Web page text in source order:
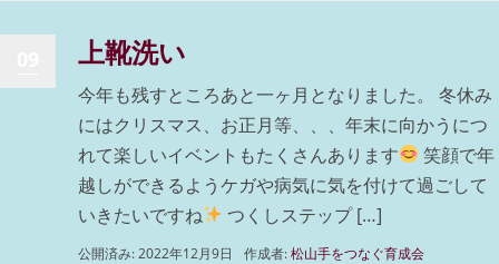
上靴洗い
今年も残すところあと一ヶ月となりました。 冬休み
にはクリスマス、お正月等、、、年末に向かうにつ
れて楽しいイベントもたくさんあります
笑顔で年
越しができるようケガや病気に気を付けて過ごして
いきたいですね
つくしステップ […]
公開済み: 2022年12月9日 作成者:松山手をつなぐ育成会